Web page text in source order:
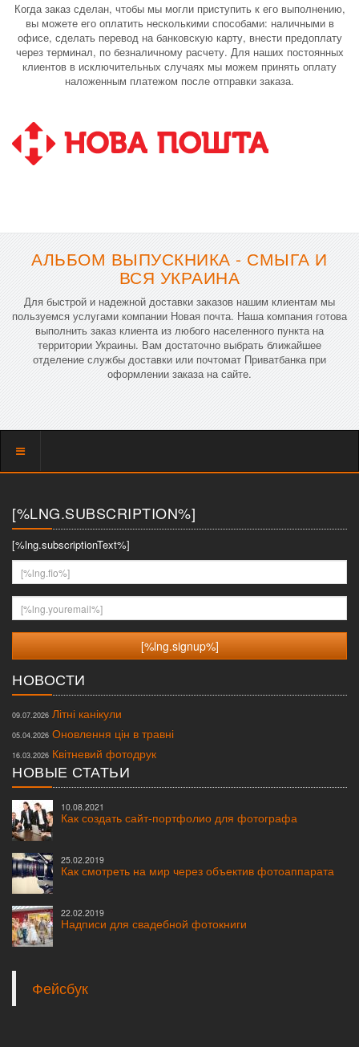
Когда заказ сделан, чтобы мы могли приступить к его выполнению,
вы можете его оплатить несколькими способами: наличными в
офисе, сделать перевод на банковскую карту, внести предоплату
через терминал, по безналичному расчету. Для наших постоянных
клиентов в исключительных случаях мы можем принять оплату
наложенным платежом после отправки заказа.
АЛЬБОМ ВЫПУСКНИКА - СМЫГА И
ВСЯ УКРАИНА
Для быстрой и надежной доставки заказов нашим клиентам мы
пользуемся услугами компании Новая почта. Наша компания готова
выполнить заказ клиента из любого населенного пункта на
территории Украины. Вам достаточно выбрать ближайшее
отделение службы доставки или почтомат Приватбанка при
оформлении заказа на сайте.
Показать
[%LNG.SUBSCRIPTION%]
[%lng.subscriptionText%]
[%lng.fio%]
[%lng.youremail%]
НОВОСТИ
09.07.2026 Літні канікули
05.04.2026 Оновлення цін в травні
16.03.2026 Квітневий фотодрук
НОВЫЕ СТАТЬИ
10.08.2021
Как создать сайт-портфолио для фотографа
25.02.2019
Как смотреть на мир через объектив фотоаппарата
22.02.2019
Надписи для свадебной фотокниги